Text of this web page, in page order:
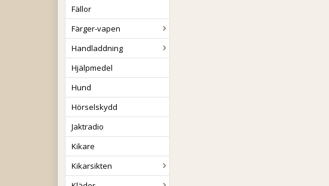
Fällor
Färger-vapen
Handladdning
Hjälpmedel
Hund
Hörselskydd
Jaktradio
Kikare
Kikarsikten